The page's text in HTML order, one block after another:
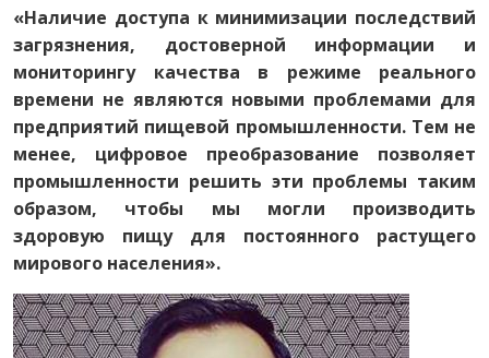
«Наличие доступа к минимизации последствий
загрязнения, достоверной информации и
мониторингу качества в режиме реального
времени не являются новыми проблемами для
предприятий пищевой промышленности. Тем не
менее, цифровое преобразование позволяет
промышленности решить эти проблемы таким
образом, чтобы мы могли производить
здоровую пищу для постоянного растущего
мирового населения».